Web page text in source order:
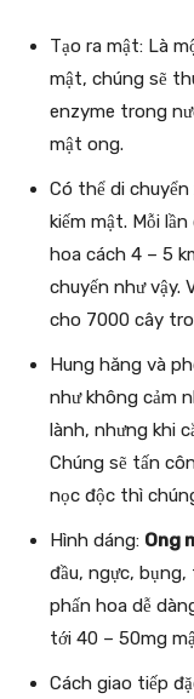
Tạo ra mật: Là
mật, chúng sẽ
enzyme trong
mật ong.
Có thể di
kiếm mật. Mỗi
hoa cách 4 – 5
chuyến như vậy.
cho 7000 cây
Hung hăng và
như không cảm
lành, nhưng khi
Chúng sẽ tấn
nọc độc thì
Hình dáng: Ong
đầu, ngực,
phấn hoa dễ
tới 40 – 50mg
Cách giao tiếp